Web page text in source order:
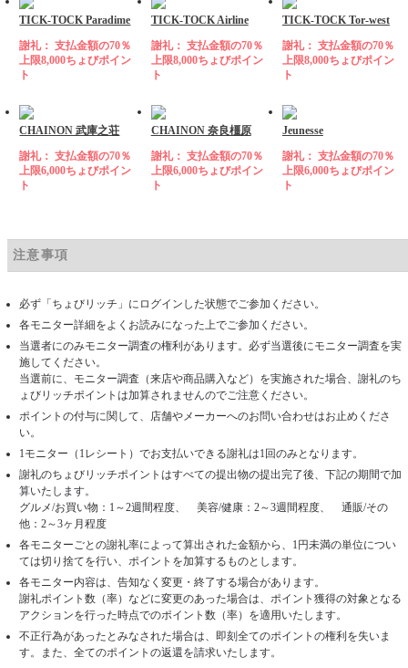
TICK-TOCK Paradime
謝礼： 支払金額の70％
上限8,000ちょびポイン
ト
TICK-TOCK Airline
謝礼： 支払金額の70％
上限8,000ちょびポイン
ト
TICK-TOCK Tor-west
謝礼： 支払金額の70％
上限8,000ちょびポイン
ト
CHAINON 武庫之荘
謝礼： 支払金額の70％
上限6,000ちょびポイン
ト
CHAINON 奈良橿原
謝礼： 支払金額の70％
上限6,000ちょびポイン
ト
Jeunesse
謝礼： 支払金額の70％
上限6,000ちょびポイン
ト
注意事項
必ず「ちょびリッチ」にログインした状態でご参加ください。
各モニター詳細をよくお読みになった上でご参加ください。
当選者にのみモニター調査の権利があります。必ず当選後にモニター調査を実
施してください。
当選前に、モニター調査（来店や商品購入など）を実施された場合、謝礼のち
ょびリッチポイントは加算されませんのでご注意ください。
ポイントの付与に関して、店舗やメーカーへのお問い合わせはお止めくださ
い。
1モニター（1レシート）でお支払いできる謝礼は1回のみとなります。
謝礼のちょびリッチポイントはすべての提出物の提出完了後、下記の期間で加
算いたします。
グルメ/お買い物：1～2週間程度、 美容/健康：2～3週間程度、 通販/その
他：2～3ヶ月程度
各モニターごとの謝礼率によって算出された金額から、1円未満の単位につい
ては切り捨てを行い、ポイントを加算するものとします。
各モニター内容は、告知なく変更・終了する場合があります。
謝礼ポイント数（率）などに変更のあった場合は、ポイント獲得の対象となる
アクションを行った時点でのポイント数（率）を適用いたします。
不正行為があったとみなされた場合は、即刻全てのポイントの権利を失いま
す。また、全てのポイントの返還を請求いたします。